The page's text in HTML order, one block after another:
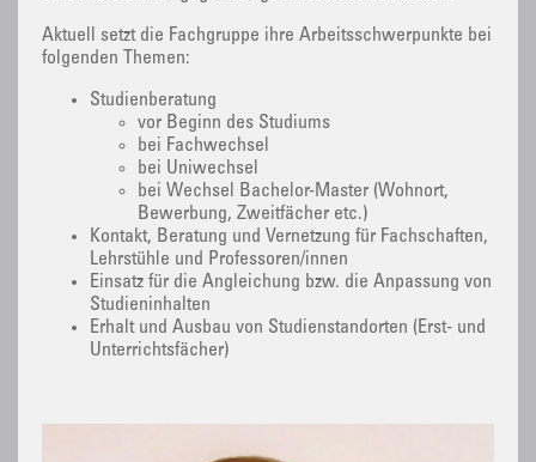
Aktuell setzt die Fachgruppe ihre Arbeitsschwerpunkte bei
folgenden Themen:
Studienberatung
vor Beginn des Studiums
bei Fachwechsel
bei Uniwechsel
bei Wechsel Bachelor-Master (Wohnort,
Bewerbung, Zweitfächer etc.)
Kontakt, Beratung und Vernetzung für Fachschaften,
Lehrstühle und Professoren/innen
Einsatz für die Angleichung bzw. die Anpassung von
Studieninhalten
Erhalt und Ausbau von Studienstandorten (Erst- und
Unterrichtsfächer)